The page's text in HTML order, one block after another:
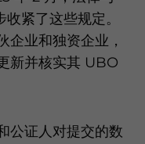
紧了这些规定。
企业和独资企业，
新并核实其 UBO
公证人对提交的数